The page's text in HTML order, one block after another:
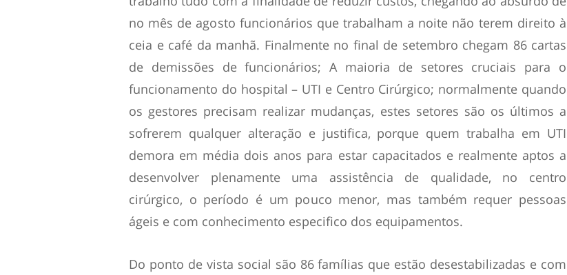
no mês de agosto funcionários que trabalham a noite não terem direito à
ceia e café da manhã. Finalmente no final de setembro chegam 86 cartas
de demissões de funcionários; A maioria de setores cruciais para o
funcionamento do hospital – UTI e Centro Cirúrgico; normalmente quando
os gestores precisam realizar mudanças, estes setores são os últimos a
sofrerem qualquer alteração e justifica, porque quem trabalha em UTI
demora em média dois anos para estar capacitados e realmente aptos a
desenvolver plenamente uma assistência de qualidade, no centro
cirúrgico, o período é um pouco menor, mas também requer pessoas
ágeis e com conhecimento especifico dos equipamentos.
Do ponto de vista social são 86 famílias que estão desestabilizadas e com